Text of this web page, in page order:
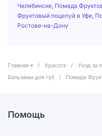
Челябинске Помада
Фруктовый поцелуй в Уфе
Ростове-на-Дону
Главная / Красота / Уход за
Бальзамы для губ
/ Помада
Помощь